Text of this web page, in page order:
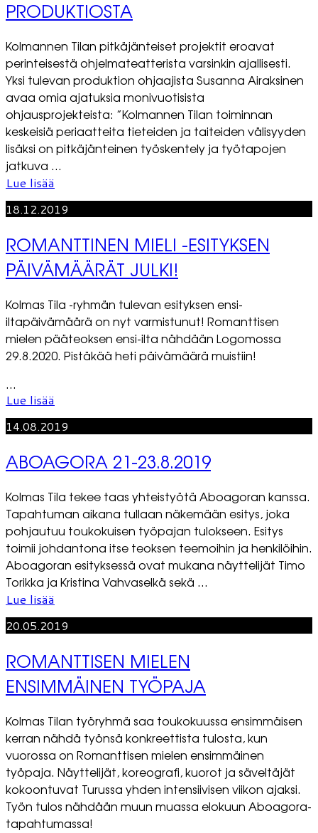
PRODUKTIOSTA
Kolmannen Tilan pitkäjänteiset projektit eroavat
perinteisestä ohjelmateatterista varsinkin ajallisesti.
Yksi tulevan produktion ohjaajista Susanna Airaksinen
avaa omia ajatuksia monivuotisista
ohjausprojekteista: ”Kolmannen Tilan toiminnan
keskeisiä periaatteita tieteiden ja taiteiden välisyyden
lisäksi on pitkäjänteinen työskentely ja työtapojen
jatkuva ...
Lue lisää
18.12.2019
ROMANTTINEN MIELI -ESITYKSEN
PÄIVÄMÄÄRÄT JULKI!
Kolmas Tila -ryhmän tulevan esityksen ensi-
iltapäivämäärä on nyt varmistunut! Romanttisen
mielen pääteoksen ensi-ilta nähdään Logomossa
29.8.2020. Pistäkää heti päivämäärä muistiin!
...
Lue lisää
14.08.2019
ABOAGORA 21-23.8.2019
Kolmas Tila tekee taas yhteistyötä Aboagoran kanssa.
Tapahtuman aikana tullaan näkemään esitys, joka
pohjautuu toukokuisen työpajan tulokseen. Esitys
toimii johdantona itse teoksen teemoihin ja henkilöihin.
Aboagoran esityksessä ovat mukana näyttelijät Timo
Torikka ja Kristina Vahvaselkä sekä ...
Lue lisää
20.05.2019
ROMANTTISEN MIELEN
ENSIMMÄINEN TYÖPAJA
Kolmas Tilan työryhmä saa toukokuussa ensimmäisen
kerran nähdä työnsä konkreettista tulosta, kun
vuorossa on Romanttisen mielen ensimmäinen
työpaja. Näyttelijät, koreografi, kuorot ja säveltäjät
kokoontuvat Turussa yhden intensiivisen viikon ajaksi.
Työn tulos nähdään muun muassa elokuun Aboagora-
tapahtumassa!